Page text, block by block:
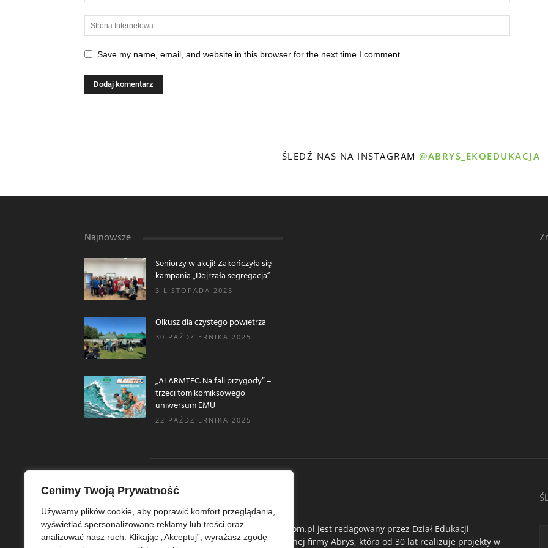
Cenimy Twoją Prywatność
Używamy plików cookie, aby poprawić komfort przeglądania,
wyświetlać spersonalizowane reklamy lub treści oraz
analizować nasz ruch. Klikając „Akceptuj”, wyrażasz zgodę
Save my name, email, and website in this browser for the next time I comment.
ŚLEDŹ NAS NA INSTAGRAM@ABRYS_EKOEDUKACJA
Najnowsze
Seniorzy w akcji! Zakończyła się
kampania „Dojrzała segregacja”
3 LISTOPADA 2025
Olkusz dla czystego powietrza
30 PAŹDZIERNIKA 2025
„ALARMTEC. Na fali przygody” –
trzeci tom komiksowego
uniwersum EMU
22 PAŹDZIERNIKA 2025
Ekoedu.com.pl jest redagowany przez Dział Edukacji
Ekologicznej firmy Abrys, która od 30 lat realizuje projekty w